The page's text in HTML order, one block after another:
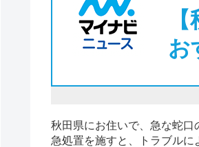
お
秋田県にお住いで、急な蛇
急処置を施すと、トラブル